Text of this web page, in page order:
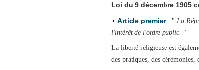
Loi du 9 décembre 1905
Article premier: " La
l'intérêt de l'ordre public. "
La liberté religieuse est
des pratiques, des